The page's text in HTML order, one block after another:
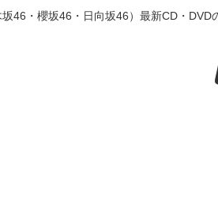
46・櫻坂46・日向坂46）最新CD・DVD